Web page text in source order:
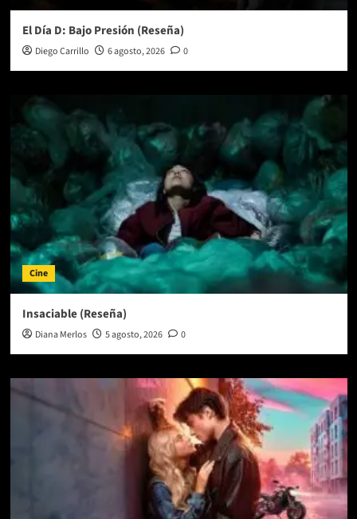
El Día D: Bajo Presión (Reseña)
Diego Carrillo 6 agosto, 2026 0
Cine
Insaciable (Reseña)
Diana Merlos 5 agosto, 2026 0